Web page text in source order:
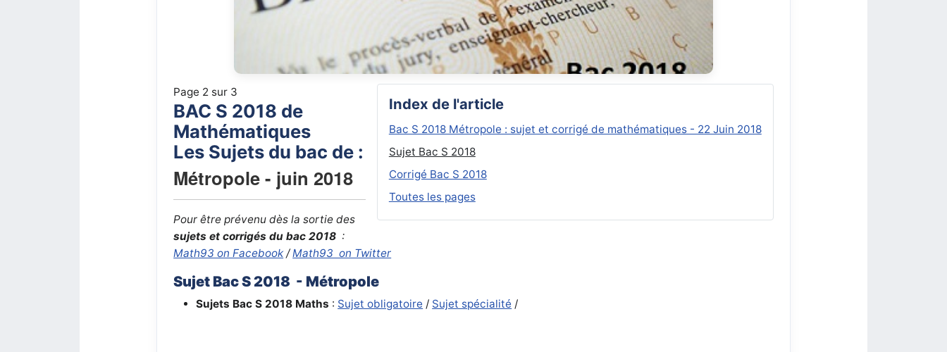
Index de l'article
Bac S 2018 Métropole : sujet et corrigé de mathématiques - 22 Juin 2018
Sujet Bac S 2018
Corrigé Bac S 2018
Toutes les pages
Page 2 sur 3
BAC S 2018 de
Mathématiques
Les Sujets du bac de :
Métropole - juin 2018
Pour être prévenu dès la sortie des
sujets et corrigés du bac 2018 :
Math93 on Facebook/Math93 on Twitter
Sujet Bac S 2018 - Métropole
Sujets Bac S 2018 Maths : Sujet obligatoire / Sujet spécialité /